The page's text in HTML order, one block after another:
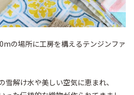
の場所に工房を構えるテンジンファ
解け水や美しい空気に恵まれ、